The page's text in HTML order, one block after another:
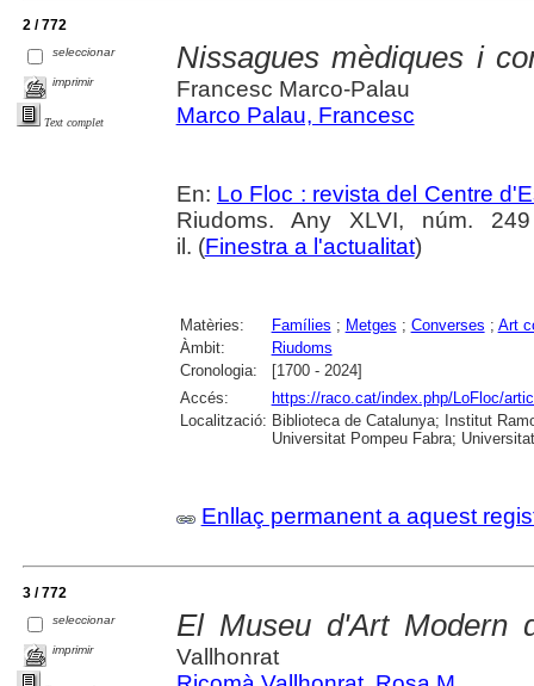
2 / 772
seleccionar
imprimir
Text complet
Nissagues mèdiques i
Francesc Marco-Palau
Marco Palau, Francesc
En: Lo Floc : revista del Centre
Riudoms. Any XLVI, núm.
il. (Finestra a l'actualitat)
Matèries: Famílies ; Metges ; Converses ; Art
Àmbit:
Riudoms
Cronologia:
[1700 - 2024]
Accés:
https://raco.cat/index.php/LoFloc/
Localització: Biblioteca de Catalunya; Institut
Universitat Pompeu Fabra;
Enllaç permanent a aquest
3 / 772
seleccionar
imprimir
El Museu d'Art Modern
Vallhonrat